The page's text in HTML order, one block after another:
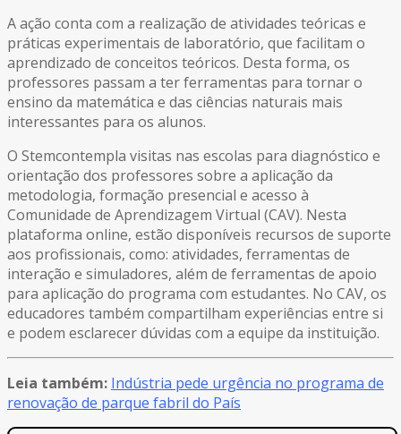
A ação conta com a realização de atividades teóricas e
práticas experimentais de laboratório, que facilitam o
aprendizado de conceitos teóricos. Desta forma, os
professores passam a ter ferramentas para tornar o
ensino da matemática e das ciências naturais mais
interessantes para os alunos.
O Stemcontempla visitas nas escolas para diagnóstico e
orientação dos professores sobre a aplicação da
metodologia, formação presencial e acesso à
Comunidade de Aprendizagem Virtual (CAV). Nesta
plataforma online, estão disponíveis recursos de suporte
aos profissionais, como: atividades, ferramentas de
interação e simuladores, além de ferramentas de apoio
para aplicação do programa com estudantes. No CAV, os
educadores também compartilham experiências entre si
e podem esclarecer dúvidas com a equipe da instituição.
Leia também: Indústria pede urgência no programa de
renovação de parque fabril do País